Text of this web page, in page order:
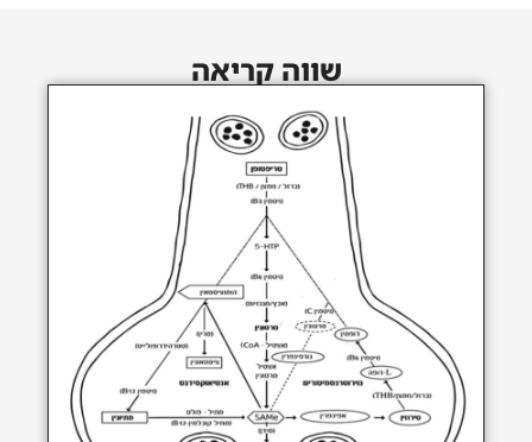
שווה קריאה